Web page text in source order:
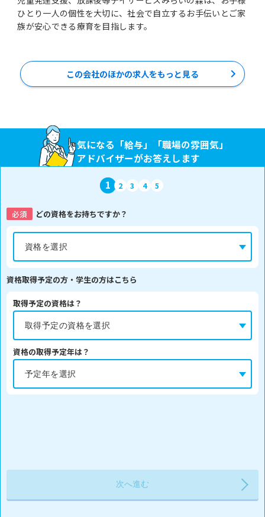
ひとり一人の個性を大切に、社会で自立するお手伝いとご家
族が安心できる療育を目指します。
この会社のほかの求人をもっと見る
気になる「給与」「職場の雰囲気」
アドバイザーがお答えします
1 2 3 4 5
必須 どの資格をお持ちですか？
資格取得予定の方・学生の方はこちら
取得予定の資格は？
資格の取得予定年は？